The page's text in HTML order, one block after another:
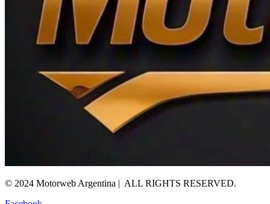
© 2024 Motorweb Argentina | ALL RIGHTS RESERVED.